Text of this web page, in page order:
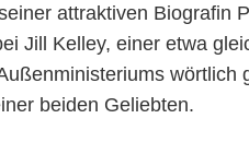
attraktiven Biografin
Jill Kelley, einer etwa
wörtlich
beiden Geliebten.